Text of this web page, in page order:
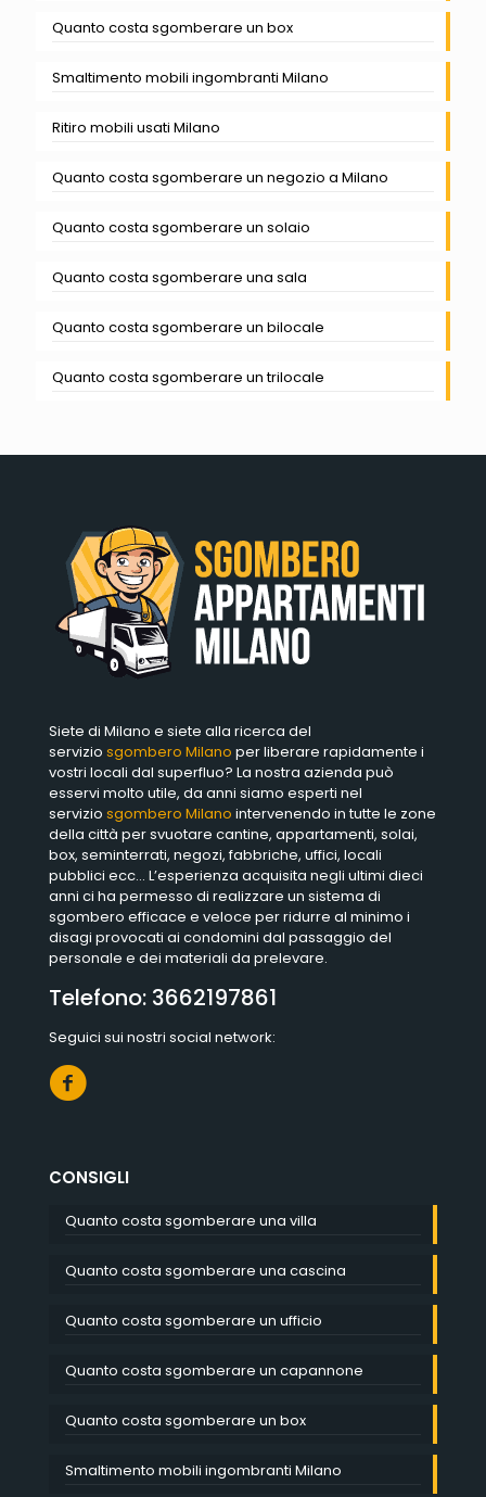
Quanto costa sgomberare un box
Smaltimento mobili ingombranti Milano
Ritiro mobili usati Milano
Quanto costa sgomberare un negozio a Milano
Quanto costa sgomberare un solaio
Quanto costa sgomberare una sala
Quanto costa sgomberare un bilocale
Quanto costa sgomberare un trilocale
Siete di Milano e siete alla ricerca del
servizio sgombero Milano per liberare rapidamente i
vostri locali dal superfluo? La nostra azienda può
esservi molto utile, da anni siamo esperti nel
servizio sgombero Milano intervenendo in tutte le zone
della città per svuotare cantine, appartamenti, solai,
box, seminterrati, negozi, fabbriche, uffici, locali
pubblici ecc… L’esperienza acquisita negli ultimi dieci
anni ci ha permesso di realizzare un sistema di
sgombero efficace e veloce per ridurre al minimo i
disagi provocati ai condomini dal passaggio del
personale e dei materiali da prelevare.
Telefono: 3662197861
Seguici sui nostri social network:
CONSIGLI
Quanto costa sgomberare una villa
Quanto costa sgomberare una cascina
Quanto costa sgomberare un ufficio
Quanto costa sgomberare un capannone
Quanto costa sgomberare un box
Smaltimento mobili ingombranti Milano